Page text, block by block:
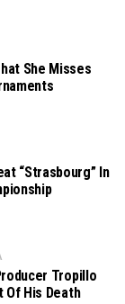
She Misses
“Strasbourg” In
Tropillo
Of His Death